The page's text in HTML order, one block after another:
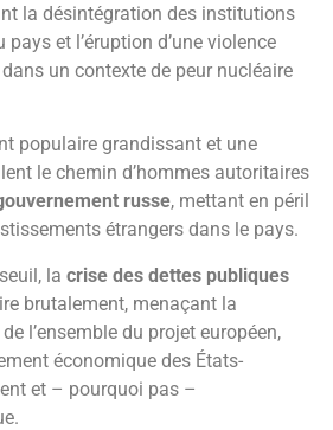
la désintégration des institutions
et l’éruption d’une violence
un contexte de peur nucléaire
populaire grandissant et une
le chemin d’hommes autoritaires
russe, mettant en péril
étrangers dans le pays.
la crise des dettes publiques
brutalement, menaçant la
l’ensemble du projet européen,
économique des États-
et – pourquoi pas –